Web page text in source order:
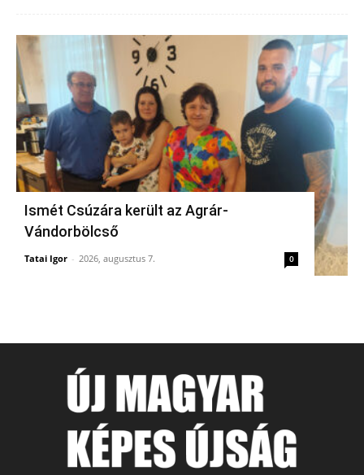
Ismét Csúzára került az Agrár-
Vándorbölcső
Tatai Igor - 2026, augusztus 7. 0